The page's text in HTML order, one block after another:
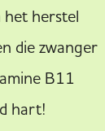
het herstel
die zwanger
B11
hart!